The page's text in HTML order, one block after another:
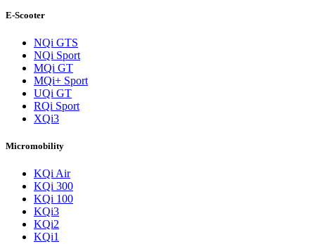
E-Scooter
NQi GTS
NQi Sport
MQi GT
MQi+ Sport
UQi GT
RQi Sport
XQi3
Micromobility
KQi Air
KQi 300
KQi 100
KQi3
KQi2
KQi1